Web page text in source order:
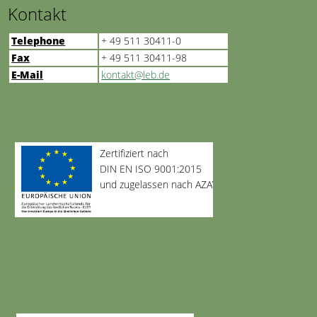
Kontakt
Telephone
+ 49 511 30411-0
Fax
+ 49 511 30411-98
E-Mail
kontakt@leb.de
Zertifiziert nach
DIN EN ISO 9001:2015
und zugelassen nach AZAV